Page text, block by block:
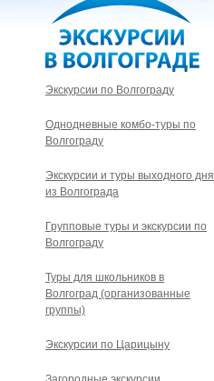
Экскурсии по Волгограду
Однодневные комбо-туры по
Волгограду
Экскурсии и туры выходного дня
из Волгограда
Групповые туры и экскурсии по
Волгограду
Туры для школьников в
Волгоград (организованные
группы)
Экскурсии по Царицыну